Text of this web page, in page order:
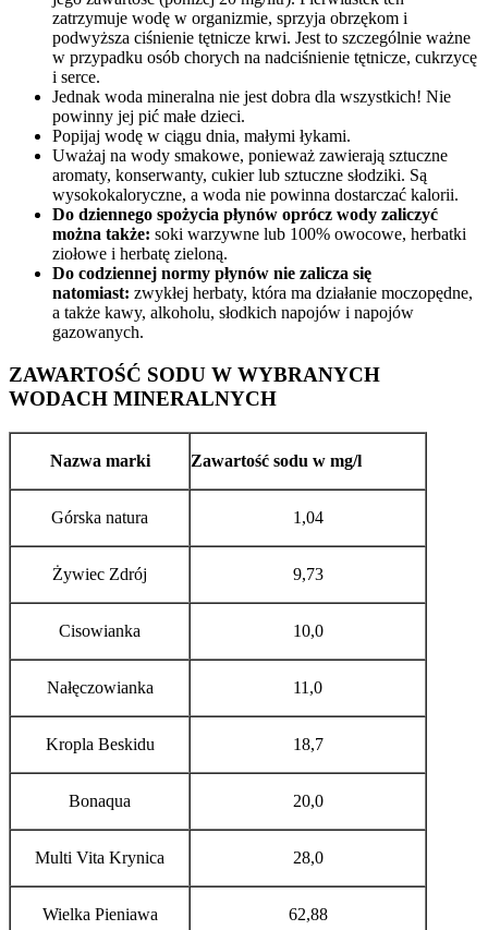
zatrzymuje wodę w organizmie, sprzyja obrzękom i
podwyższa ciśnienie tętnicze krwi. Jest to szczególnie ważne
w przypadku osób chorych na nadciśnienie tętnicze, cukrzycę
i serce.
Jednak woda mineralna nie jest dobra dla wszystkich! Nie
powinny jej pić małe dzieci.
Popijaj wodę w ciągu dnia, małymi łykami.
Uważaj na wody smakowe, ponieważ zawierają sztuczne
aromaty, konserwanty, cukier lub sztuczne słodziki. Są
wysokokaloryczne, a woda nie powinna dostarczać kalorii.
Do dziennego spożycia płynów oprócz wody zaliczyć
można także: soki warzywne lub 100% owocowe, herbatki
ziołowe i herbatę zieloną.
Do codziennej normy płynów nie zalicza się
natomiast: zwykłej herbaty, która ma działanie moczopędne,
a także kawy, alkoholu, słodkich napojów i napojów
gazowanych.
ZAWARTOŚĆ SODU W WYBRANYCH
WODACH MINERALNYCH
Nazwa marki Zawartość sodu w mg/l
Górska natura 1,04
Żywiec Zdrój 9,73
Cisowianka 10,0
Nałęczowianka 11,0
Kropla Beskidu 18,7
Bonaqua 20,0
Multi Vita Krynica 28,0
Wielka Pieniawa 62,88